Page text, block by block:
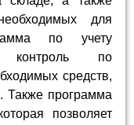
для
по учету
контроль по
средств,
Также программа
позволяет